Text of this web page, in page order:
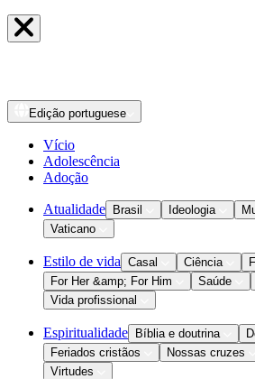
Edição portuguese
Vício
Adolescência
Adoção
Atualidade Brasil Ideologia
Vaticano
Estilo de vida Casal Ciência
For Her &amp; For Him
Saúde
Vida profissional
Espiritualidade Bíblia e doutrina
Feriados cristãos
Nossas cruzes
Virtudes